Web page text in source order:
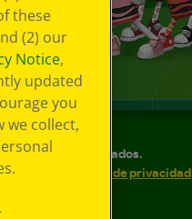
derechos reservados.
Política de privacidad
these
(2) our
Notice,
updated
you
we collect,